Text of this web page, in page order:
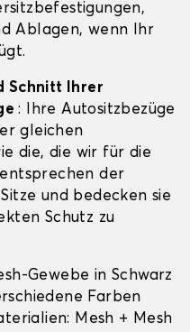
Ablagen, wenn Ihr
Schnitt Ihrer
: Ihre Autositzbezüge
gleichen
die, die wir für die
der
und bedecken sie
Schutz zu
Gewebe in Schwarz
Farben
Mesh + Mesh